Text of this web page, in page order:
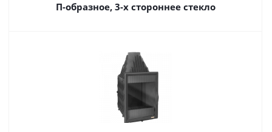
П-образное, 3-х стороннее стекло